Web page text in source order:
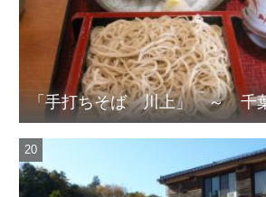
「手打ちそば 川上」 ～ 千